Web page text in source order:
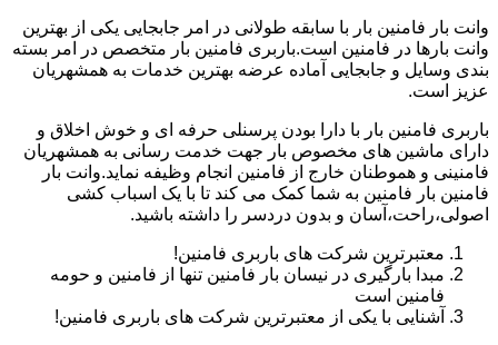
وانت بار فامنین بار با سابقه طولانی در امر جابجایی یکی از بهترین
وانت بارها در فامنین است.باربری فامنین بار متخصص در امر بسته
بندی وسایل و جابجایی آماده عرضه بهترین خدمات به همشهریان
عزیز است.
باربری فامنین بار با دارا بودن پرسنلی حرفه ای و خوش اخلاق و
دارای ماشین های مخصوص بار جهت خدمت رسانی به همشهریان
فامنینی و هموطنان خارج از فامنین انجام وظیفه نماید.وانت بار
فامنین بار فامنین به شما کمک می کند تا با یک اسباب کشی
اصولی،راحت،آسان و بدون دردسر را داشته باشید.
معتبرترین شرکت های باربری فامنین!
مبدا بارگیری در نیسان بار فامنین تنها از فامنین و حومه
فامنین است
آشنایی با یکی از معتبرترین شرکت های باربری فامنین!